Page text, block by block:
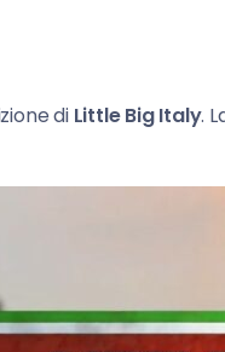
di Little Big Italy.